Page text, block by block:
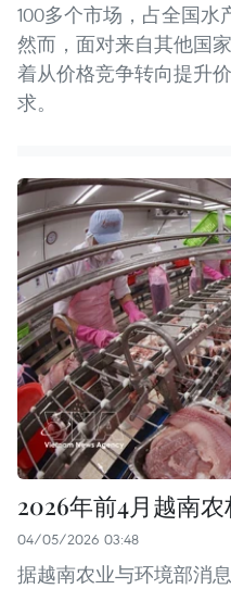
100多个市场，占全国水
然而，面对来自其他国
着从价格竞争转向提升
求。
2026年前4月越南
04/05/2026 03:48
据越南农业与环境部消